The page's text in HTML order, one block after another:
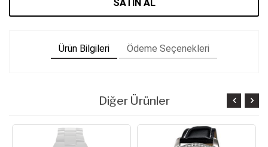
SATIN AL
Ürün Bilgileri Ödeme Seçenekleri
Diğer Ürünler